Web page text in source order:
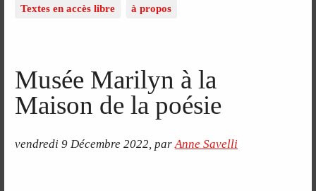
Textes en accès libre à propos
Musée Marilyn à la
Maison de la poésie
vendredi 9 Décembre 2022 parAnne Savelli